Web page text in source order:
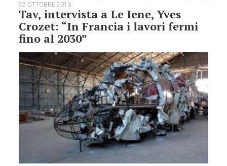
22 OTTOBRE 2013
Tav, intervista a Le Iene, Yves
Crozet: “In Francia i lavori fermi
fino al 2030”